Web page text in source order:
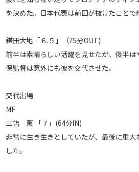
を決めた。日本代表は前田が抜けたことで
鎌田大地「６.５」（75分OUT)
前半は素晴らしい活躍を見せたが、後半
保監督は意外にも彼を交代させた。
交代出場
MF
三笘 薫 「７」(64分IN)
非常に生き生きとしていたが、最後に重
した。